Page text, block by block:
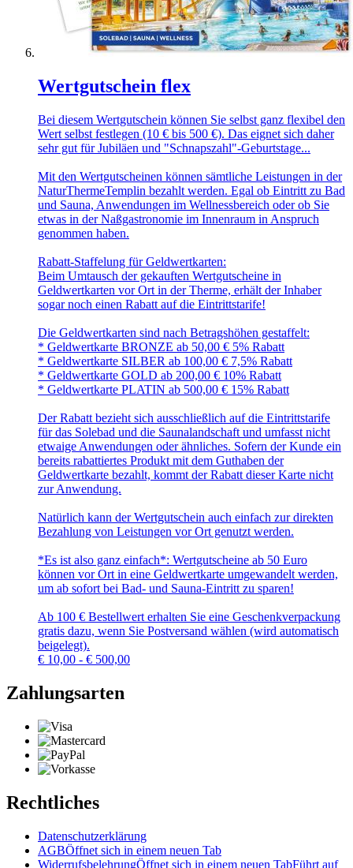
Wertgutschein flex
Bei diesem Wertgutschein können Sie selbst ganz flexibel den
Wert selbst festlegen (10 € bis 500 €). Das eignet sich daher
sehr gut für Jubiläen und "Schnapszahl"-Geburtstage...
Mit den Wertgutscheinen können sämtliche Leistungen in der
NaturThermeTemplin bezahlt werden. Egal ob Eintritt zu Bad
und Sauna, Anwendungen im Wellnessbereich oder ob Sie
etwas in der Naßgastronomie im Innenraum in Anspruch
genommen haben.
Rabatt-Staffelung für Geldwertkarten:
Beim Umtausch der gekauften Wertgutscheine in
Geldwertkarten vor Ort in der Therme, erhält der Inhaber
sogar noch einen Rabatt auf die Eintrittstarife!
Die Geldwertkarten sind nach Betragshöhen gestaffelt:
* Geldwertkarte BRONZE ab 50,00 € 5% Rabatt
* Geldwertkarte SILBER ab 100,00 € 7,5% Rabatt
* Geldwertkarte GOLD ab 200,00 € 10% Rabatt
* Geldwertkarte PLATIN ab 500,00 € 15% Rabatt
Der Rabatt bezieht sich ausschließlich auf die Eintrittstarife
für das Solebad und die Saunalandschaft und umfasst nicht
etwaige Anwendungen oder ähnliches. Sofern der Kunde ein
bereits rabattiertes Produkt mit dem Guthaben der
Geldwertkarte bezahlt, kommt der Rabatt dieser Karte nicht
zur Anwendung.
Natürlich kann der Wertgutschein auch einfach zur direkten
Bezahlung von Leistungen vor Ort genutzt werden.
*Es ist also ganz einfach*: Wertgutscheine ab 50 Euro
können vor Ort in eine Geldwertkarte umgewandelt werden,
um ab sofort bei Bad- und Sauna-Eintritt zu sparen!
Ab 100 € Bestellwert erhalten Sie eine Geschenkverpackung
gratis dazu, wenn Sie Postversand wählen (wird automatisch
beigelegt).
€ 10,00 - € 500,00
Zahlungsarten
Rechtliches
Datenschutzerklärung
AGBÖffnet sich in einem neuen Tab
WiderrufsbelehrungÖffnet sich in einem neuen TabFührt auf